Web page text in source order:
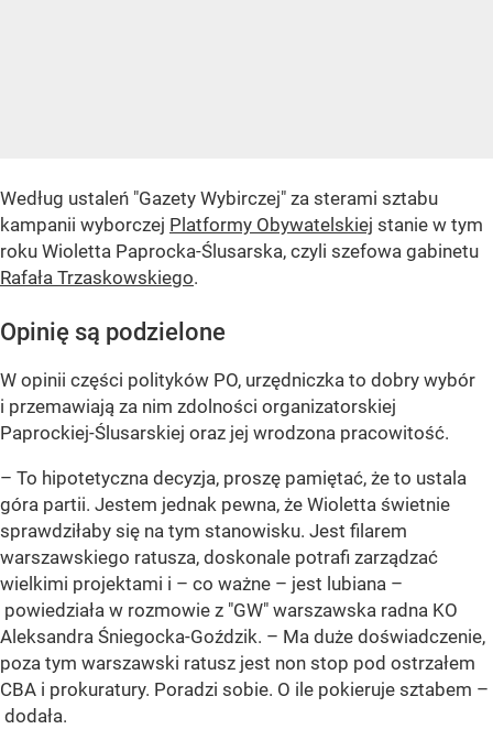
Według ustaleń "Gazety Wybirczej" za sterami sztabu
kampanii wyborczej Platformy Obywatelskiej stanie w tym
roku Wioletta Paprocka-Ślusarska, czyli szefowa gabinetu
Rafała Trzaskowskiego.
Opinię są podzielone
W opinii części polityków PO, urzędniczka to dobry wybór
i przemawiają za nim zdolności organizatorskiej
Paprockiej-Ślusarskiej oraz jej wrodzona pracowitość.
– To hipotetyczna decyzja, proszę pamiętać, że to ustala
góra partii. Jestem jednak pewna, że Wioletta świetnie
sprawdziłaby się na tym stanowisku. Jest filarem
warszawskiego ratusza, doskonale potrafi zarządzać
wielkimi projektami i – co ważne – jest lubiana –
powiedziała w rozmowie z "GW" warszawska radna KO
Aleksandra Śniegocka-Goździk. – Ma duże doświadczenie,
poza tym warszawski ratusz jest non stop pod ostrzałem
CBA i prokuratury. Poradzi sobie. O ile pokieruje sztabem –
dodała.